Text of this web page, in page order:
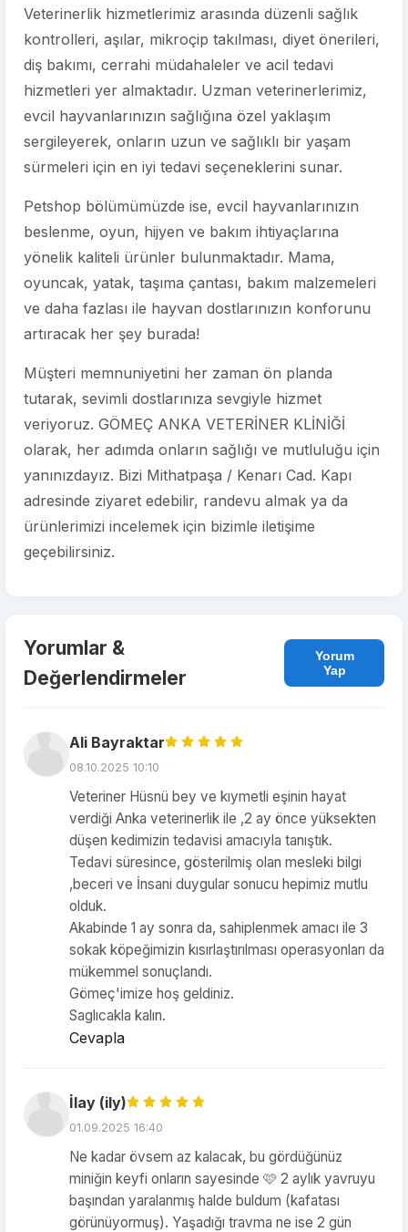
Veterinerlik hizmetlerimiz arasında düzenli sağlık
kontrolleri, aşılar, mikroçip takılması, diyet önerileri,
diş bakımı, cerrahi müdahaleler ve acil tedavi
hizmetleri yer almaktadır. Uzman veterinerlerimiz,
evcil hayvanlarınızın sağlığına özel yaklaşım
sergileyerek, onların uzun ve sağlıklı bir yaşam
sürmeleri için en iyi tedavi seçeneklerini sunar.
Petshop bölümümüzde ise, evcil hayvanlarınızın
beslenme, oyun, hijyen ve bakım ihtiyaçlarına
yönelik kaliteli ürünler bulunmaktadır. Mama,
oyuncak, yatak, taşıma çantası, bakım malzemeleri
ve daha fazlası ile hayvan dostlarınızın konforunu
artıracak her şey burada!
Müşteri memnuniyetini her zaman ön planda
tutarak, sevimli dostlarınıza sevgiyle hizmet
veriyoruz. GÖMEÇ ANKA VETERİNER KLİNİĞİ
olarak, her adımda onların sağlığı ve mutluluğu için
yanınızdayız. Bizi Mithatpaşa / Kenarı Cad. Kapı
adresinde ziyaret edebilir, randevu almak ya da
ürünlerimizi incelemek için bizimle iletişime
geçebilirsiniz.
Yorumlar &
Değerlendirmeler
Yorum
Yap
Ali Bayraktar
08.10.2025 10:10
Veteriner Hüsnü bey ve kıymetli eşinin hayat
verdiği Anka veterinerlik ile ,2 ay önce yüksekten
düşen kedimizin tedavisi amacıyla tanıştık.
Tedavi süresince, gösterilmiş olan mesleki bilgi
,beceri ve İnsani duygular sonucu hepimiz mutlu
olduk.
Akabinde 1 ay sonra da, sahiplenmek amacı ile 3
sokak köpeğimizin kısırlaştırılması operasyonları da
mükemmel sonuçlandı.
Gömeç'imize hoş geldiniz.
Saglıcakla kalın.
Cevapla
İlay (ily)
01.09.2025 16:40
Ne kadar övsem az kalacak, bu gördüğünüz
miniğin keyfi onların sayesinde 🩷 2 aylık yavruyu
başından yaralanmış halde buldum (kafatası
görünüyormuş). Yaşadığı travma ne ise 2 gün